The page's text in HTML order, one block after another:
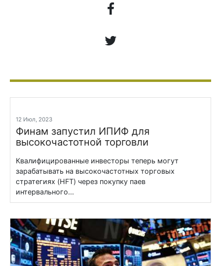
12 Июл, 2023
Финам запустил ИПИФ для
высокочастотной торговли
Квалифицированные инвесторы теперь могут
зарабатывать на высокочастотных торговых
стратегиях (HFT) через покупку паев
интервального...